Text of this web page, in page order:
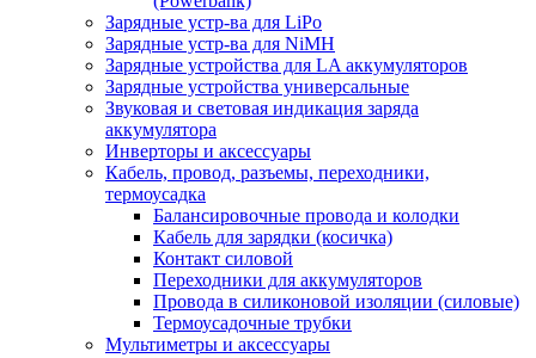
Зарядные устр-ва для LiPo
Зарядные устр-ва для NiMH
Зарядные устройства для LA аккумуляторов
Зарядные устройства универсальные
Звуковая и световая индикация заряда
аккумулятора
Инверторы и аксессуары
Кабель, провод, разъемы, переходники,
термоусадка
Балансировочные провода и колодки
Кабель для зарядки (косичка)
Контакт силовой
Переходники для аккумуляторов
Провода в силиконовой изоляции (силовые)
Термоусадочные трубки
Мультиметры и аксессуары